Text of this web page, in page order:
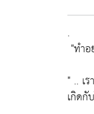
.
"ทำ
" .. เ
เกิดกั